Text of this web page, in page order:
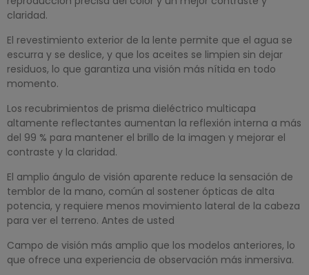
claridad.
El revestimiento exterior de la lente permite que el agua se
escurra y se deslice, y que los aceites se limpien sin dejar
residuos, lo que garantiza una visión más nítida en todo
momento.
Los recubrimientos de prisma dieléctrico multicapa
altamente reflectantes aumentan la reflexión interna a más
del 99 % para mantener el brillo de la imagen y mejorar el
contraste y la claridad.
El amplio ángulo de visión aparente reduce la sensación de
temblor de la mano, común al sostener ópticas de alta
potencia, y requiere menos movimiento lateral de la cabeza
para ver el terreno. Antes de usted
Campo de visión más amplio que los modelos anteriores, lo
que ofrece una experiencia de observación más inmersiva.